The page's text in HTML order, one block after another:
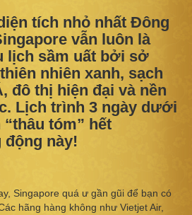
tích nhỏ nhất Đông
vẫn luôn là
lịch sầm uất bởi sở
nhiên xanh, sạch
đô thị hiện đại và nền
Lịch trình 3 ngày dưới
tóm” hết
động này!
Singapore quá ư gần gũi để bạn có
hãng hàng không như Vietjet Air,